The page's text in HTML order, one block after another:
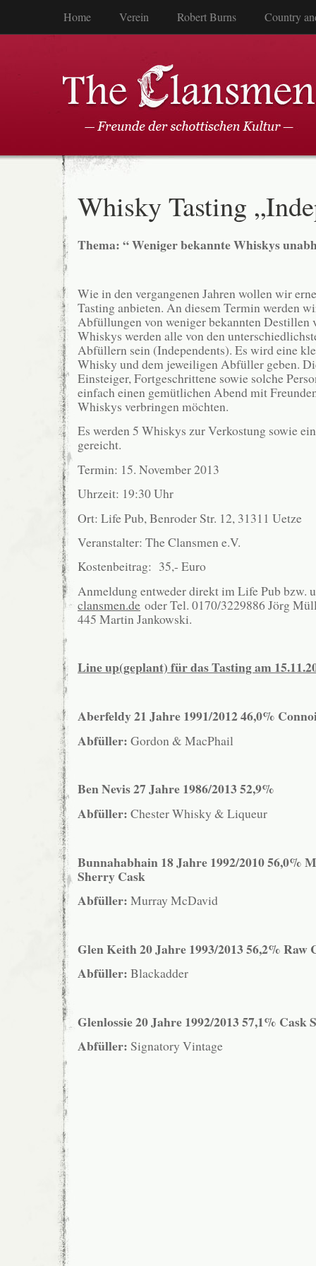
Home Verein Robert Burns Country
Whisky Tasting
Thema: “ Weniger bekannte Whiskys
Wie in den vergangenen Jahren wollen wir
Tasting anbieten. An diesem Termin werden
Abfüllungen von weniger bekannten Destillen
Whiskys werden alle von den
Abfüllern sein (Independents). Es wird eine
Whisky und dem jeweiligen Abfüller geben.
Einsteiger, Fortgeschrittene sowie solche
einfach einen gemütlichen Abend mit
Whiskys verbringen möchten.
Es werden 5 Whiskys zur Verkostung sowie
gereicht.
Termin: 15. November 2013
Uhrzeit: 19:30 Uhr
Ort: Life Pub, Benroder Str. 12, 31311 Uetze
Veranstalter: The Clansmen e.V.
Kostenbeitrag: 35,- Euro
Anmeldung entweder direkt im Life Pub bzw.
clansmen.de oder Tel. 0170/3229886 Jörg
445 Martin Jankowski.
Line up(geplant) für das Tasting am
Aberfeldy 21 Jahre 1991/2012 46,0%
Abfüller: Gordon & MacPhail
Ben Nevis 27 Jahre 1986/2013 52,9%
Abfüller: Chester Whisky & Liqueur
Bunnahabhain 18 Jahre 1992/2010 56,0%
Sherry Cask
Abfüller: Murray McDavid
Glen Keith 20 Jahre 1993/2013 56,2% Raw
Abfüller: Blackadder
Glenlossie 20 Jahre 1992/2013 57,1%
Abfüller: Signatory Vintage